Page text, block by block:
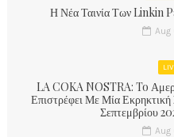
Η Νέα Ταινία Των Linkin
LA COKA NOSTRA: To
Επιστρέφει Με Μία
Σεπτεμβρίου